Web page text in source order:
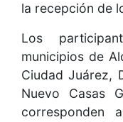
la recepción de
Los
municipios de
Ciudad Juárez,
Nuevo Casas
corresponden